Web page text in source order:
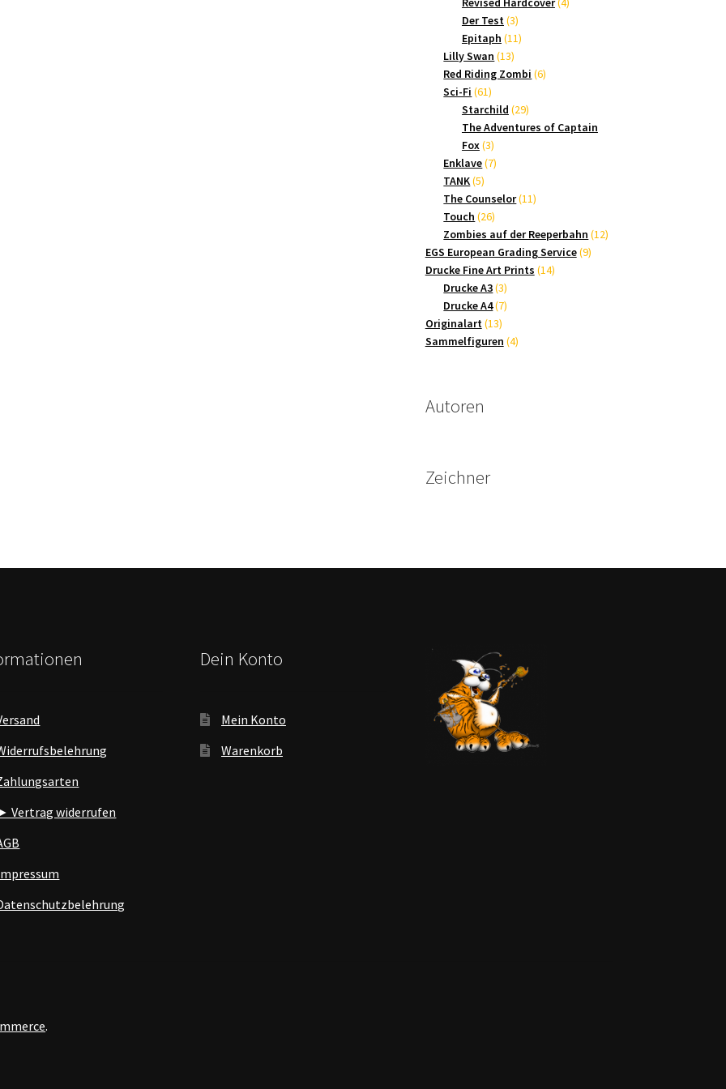
Der Test 33
Produkte
Epitaph 1111
Lilly Swan 1313
Produkte
Red Riding Zombi 66
Sci-Fi 6161
Produkte
Starchild 2929
Produkte
The Adventures of Captain
Fox 33
Produkte
Enklave 77
TANK 55
Produkte
The Counselor 1111
Touch 2626
Produkte
Zombies auf der Reeperbahn 1212
EGS European Grading Service 99
Drucke Fine Art Prints 1414
Drucke A3 33
Produkte
Drucke A4 77
Originalart 1313
Produkte
Sammelfiguren 44
Autoren
Zeichner
Vertrag widerrufen
Dein Konto
Mein Konto
Warenkorb
.